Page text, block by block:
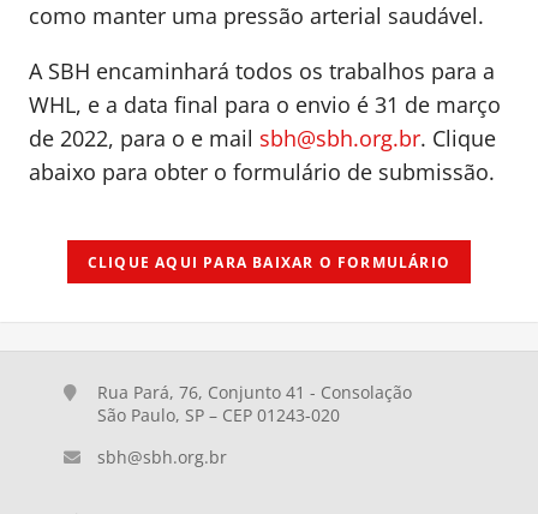
como manter uma pressão arterial saudável.
A SBH encaminhará todos os trabalhos para a
WHL, e a data final para o envio é 31 de março
de 2022, para o e mail sbh@sbh.org.br. Clique
abaixo para obter o formulário de submissão.
CLIQUE AQUI PARA BAIXAR O FORMULÁRIO
Rua Pará, 76, Conjunto 41 - Consolação
São Paulo, SP – CEP 01243-020
sbh@sbh.org.br